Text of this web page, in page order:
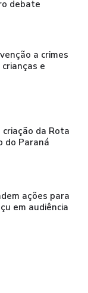
debate
a crimes
e
da Rota
do Paraná
ações para
em audiência